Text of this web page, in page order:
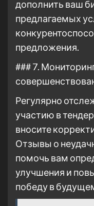
дополнить ваш
предлагаемых
предложения.
### 7.
Регулярно
участию в
вносите
Отзывы о
помочь вам
улучшения и
победу в